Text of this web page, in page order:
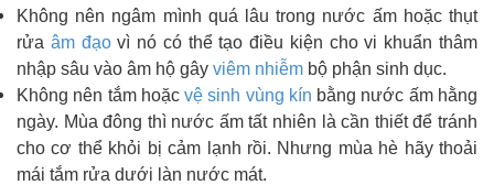
Không nên ngâm mình quá lâu trong nước ấm hoặc thụt
rửa âm đạovì nó có thể tạo điều kiện cho vi khuẩn thâm
nhập sâu vào âm hộ gây viêm nhiễm bộ phận sinh dục.
Không nên tắm hoặcvệ sinh vùng kín bằng nước ấm hằng
ngày. Mùa đông thì nước ấm tất nhiên là cần thiết để tránh
cho cơ thể khỏi bị cảm lạnh rồi. Nhưng mùa hè hãy thoải
mái tắm rửa dưới làn nước mát.